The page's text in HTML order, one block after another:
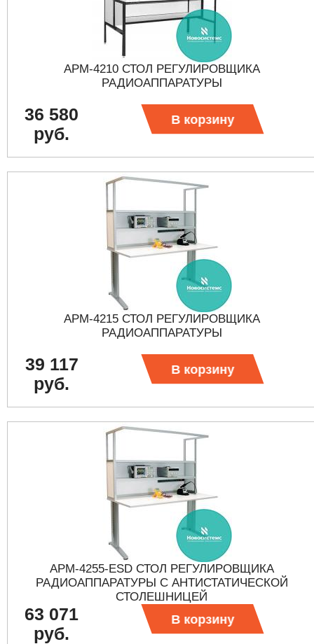
АРМ-4210 СТОЛ РЕГУЛИРОВЩИКА
РАДИОАППАРАТУРЫ
36 580
руб.
В корзину
АРМ-4215 СТОЛ РЕГУЛИРОВЩИКА
РАДИОАППАРАТУРЫ
39 117
руб.
В корзину
АРМ-4255-ESD СТОЛ РЕГУЛИРОВЩИКА
РАДИОАППАРАТУРЫ С АНТИСТАТИЧЕСКОЙ
СТОЛЕШНИЦЕЙ
63 071
руб.
В корзину